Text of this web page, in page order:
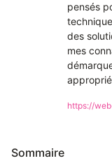
Sommaire
pensés
des
mes
https://